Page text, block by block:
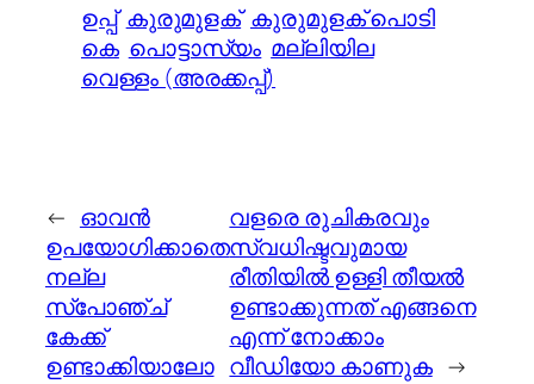
ഉപ്പ് കുരുമുളക് കുരുമുളക് പൊടി
കെ പൊട്ടാസ്യം മല്ലിയില
വെള്ളം (അരക്കപ്പ്)
← ഓവന്‍
ഉപയോഗിക്കാതെ
നല്ല
സ്പോഞ്ച്
കേക്ക്
ഉണ്ടാക്കിയാലോ
വളരെ രുചികരവും
സ്വധിഷ്ടവുമായ
രീതിയില്‍ ഉള്ളി തീയല്‍
ഉണ്ടാക്കുന്നത് എങ്ങനെ
എന്ന് നോക്കാം
വീഡിയോ കാണുക →